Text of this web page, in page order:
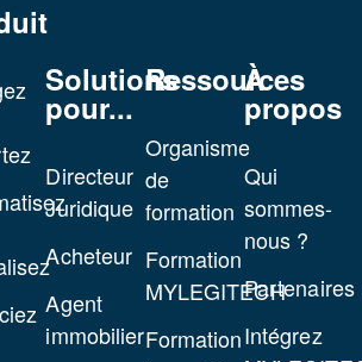
Solutions
pour...
Directeur
Juridique
Acheteur
Agent
immobilier
Ressources
Organisme
de
formation
Formation
MYLEGITECH
Formation
À
propos
Qui
sommes-
nous ?
Partenaires
Intégrez